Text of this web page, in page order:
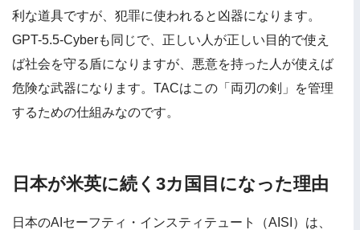
利な道具ですが、犯罪に使われると凶器になります。
GPT-5.5-Cyberも同じで、正しい人が正しい目的で使え
ば社会を守る盾になりますが、悪意を持った人が使えば
危険な武器になります。TACはこの「両刃の剣」を管理
するための仕組みなのです。
日本が米英に続く3カ国目になった理由
日本のAIセーフティ・インスティテュート（AISI）は、